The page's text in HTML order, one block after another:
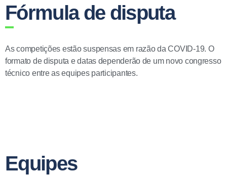
Fórmula de disputa
As competições estão suspensas em razão da COVID-19. O
formato de disputa e datas dependerão de um novo congresso
técnico entre as equipes participantes.
Equipes